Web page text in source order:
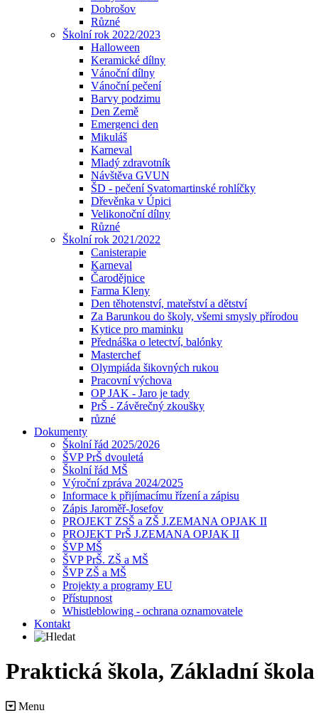
Dobrošov
Různé
Školní rok 2022/2023
Halloween
Keramické dílny
Vánoční dílny
Vánoční pečení
Barvy podzimu
Den Země
Emergenci den
Mikuláš
Karneval
Mladý zdravotník
Návštěva GVUN
ŠD - pečení Svatomartinské rohlíčky
Dřevěnka v Úpici
Velikonoční dílny
Různé
Školní rok 2021/2022
Canisterapie
Karneval
Čarodějnice
Farma Kleny
Den těhotenství, mateřství a dětství
Za Barunkou do školy, všemi smysly přírodou
Kytice pro maminku
Přednáška o letectví, balónky
Masterchef
Olympiáda šikovných rukou
Pracovní výchova
OP JAK - Jaro je tady
PrŠ - Závěrečný zkoušky
různé
Dokumenty
Školní řád 2025/2026
ŠVP PrŠ dvouletá
Školní řád MŠ
Výroční zpráva 2024/2025
Informace k přijímacímu řízení a zápisu
Zápis Jaroměř-Josefov
PROJEKT ZSŠ a ZŠ J.ZEMANA OPJAK II
PROJEKT PrŠ J.ZEMANA OPJAK II
ŠVP MŠ
ŠVP PrŠ. ZŠ a MŠ
ŠVP ZŠ a MŠ
Projekty a programy EU
Přístupnost
Whistleblowing - ochrana oznamovatele
Kontakt
Praktická škola, Základní škola
Menu